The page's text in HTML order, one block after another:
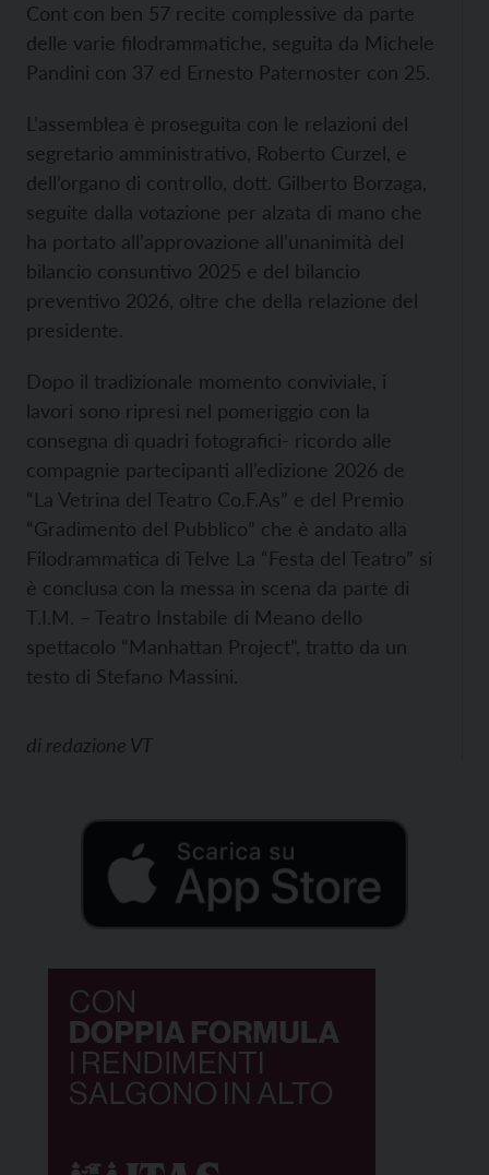
Cont con ben 57 recite complessive da parte
delle varie filodrammatiche, seguita da Michele
Pandini con 37 ed Ernesto Paternoster con 25.
L’assemblea è proseguita con le relazioni del
segretario amministrativo, Roberto Curzel, e
dell’organo di controllo, dott. Gilberto Borzaga,
seguite dalla votazione per alzata di mano che
ha portato all’approvazione all’unanimità del
bilancio consuntivo 2025 e del bilancio
preventivo 2026, oltre che della relazione del
presidente.
Dopo il tradizionale momento conviviale, i
lavori sono ripresi nel pomeriggio con la
consegna di quadri fotografici- ricordo alle
compagnie partecipanti all’edizione 2026 de
“La Vetrina del Teatro Co.F.As” e del Premio
“Gradimento del Pubblico” che è andato alla
Filodrammatica di Telve La “Festa del Teatro” si
è conclusa con la messa in scena da parte di
T.I.M. – Teatro Instabile di Meano dello
spettacolo “Manhattan Project”, tratto da un
testo di Stefano Massini.
di redazione VT